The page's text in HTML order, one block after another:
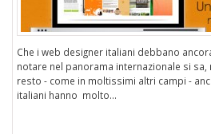
Che i web designer italiani debbano
notare nel panorama internazionale si sa,
resto - come in moltissimi altri campi -
italiani hanno molto...